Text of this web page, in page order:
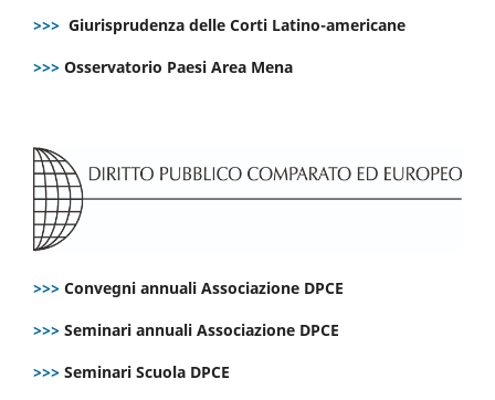
>>> Giurisprudenza delle Corti Latino-americane
>>> Osservatorio Paesi Area Mena
>>> Convegni annuali Associazione DPCE
>>> Seminari annuali Associazione DPCE
>>> Seminari Scuola DPCE